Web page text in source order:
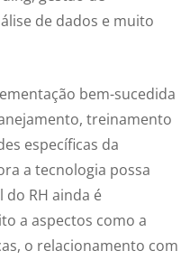
de dados e muito
bem-sucedida
treinamento
específicas da
a tecnologia possa
RH ainda é
a aspectos como a
o relacionamento com